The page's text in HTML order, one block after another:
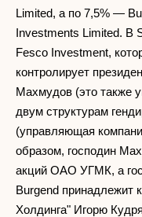
Limited, а по 7,5% —
Investments Limited. В
Fesco Investment,
контролирует
Махмудов (это также
двум структурам
(управляющая
образом, господин
акций ОАО УГМК, а
Burgend принадлежит
Холдинга" Игорю